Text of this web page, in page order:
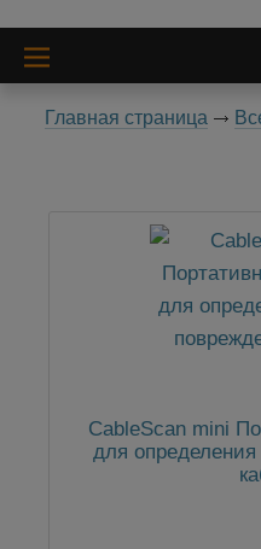
Главная страница
CableScan mini
для